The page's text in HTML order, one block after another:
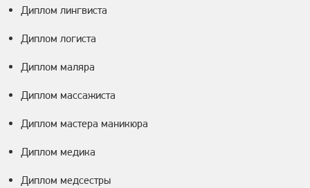
Диплом лингвиста
Диплом логиста
Диплом маляра
Диплом массажиста
Диплом мастера маникюра
Диплом медика
Диплом медсестры